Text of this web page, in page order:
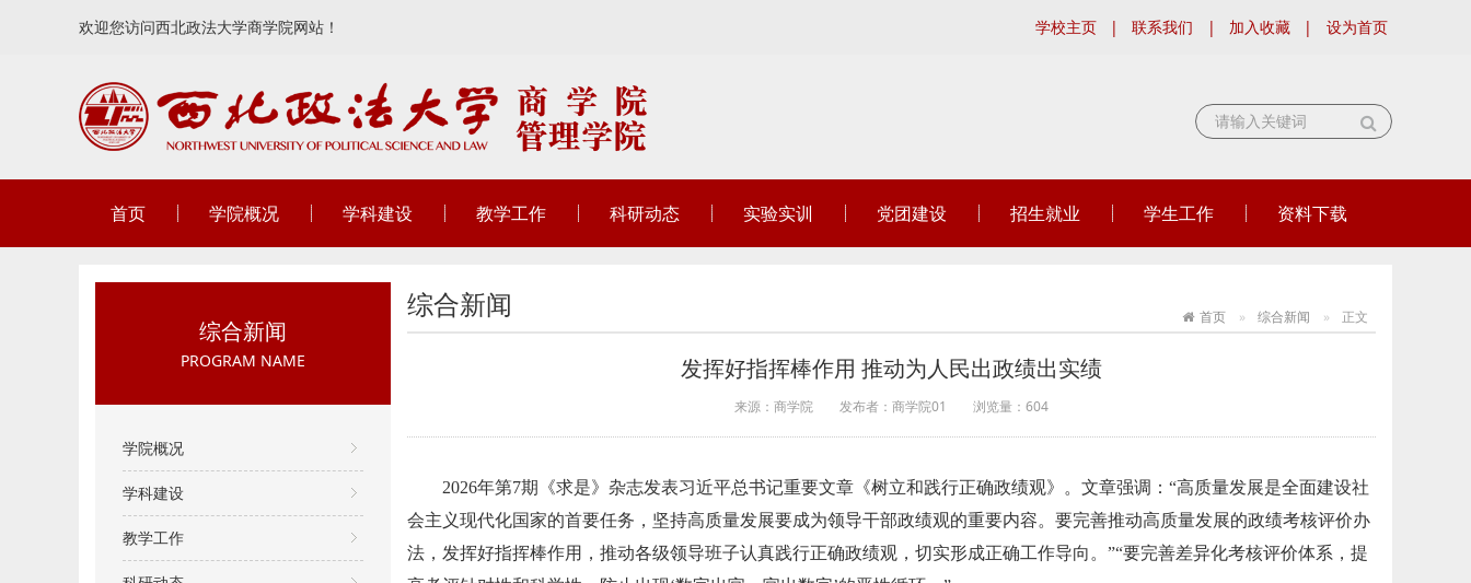
欢迎您访问西北政法大学商学院网站！ 学校主页 | 联系我们 | 加入收藏 | 设为首页
首页 学院概况 学科建设 教学工作 科研动态 实验实训 党团建设 招生就业 学生工作 资料下载
综合新闻
PROGRAM NAME
学院概况
学科建设
教学工作
首页 综合新闻 正文
综合新闻
发挥好指挥棒作用 推动为人民出政绩出实绩
来源：商学院 发布者：商学院01 浏览量： 604
2026年第7期《求是》杂志发表习近平总书记重要文章《树立和践行正确政绩观》。文章强调：“高质量发展是全面建设社
会主义现代化国家的首要任务，坚持高质量发展要成为领导干部政绩观的重要内容。要完善推动高质量发展的政绩考核评价办
法，发挥好指挥棒作用，推动各级领导班子认真践行正确政绩观，切实形成正确工作导向。”“要完善差异化考核评价体系，提